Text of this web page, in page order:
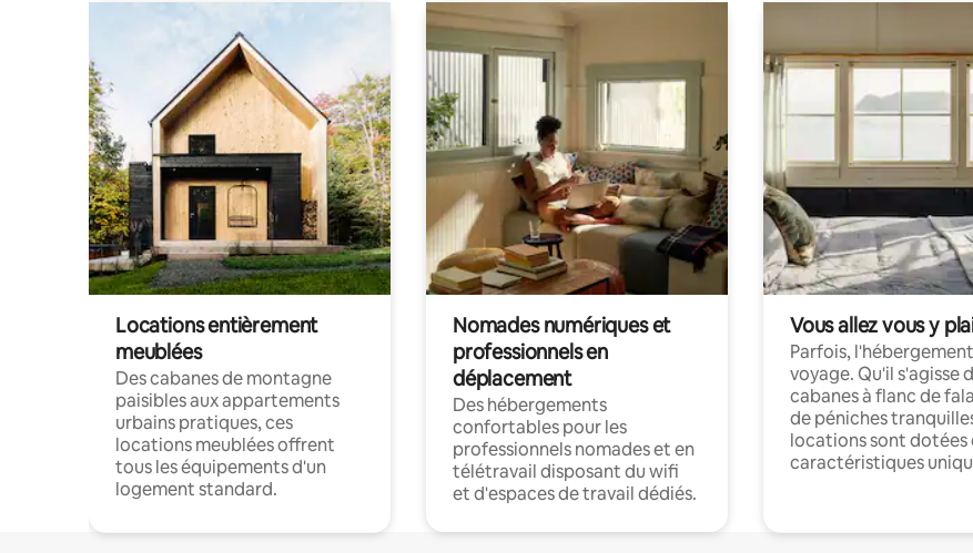
Locations entièrement
meublées
Des cabanes de montagne
paisibles aux appartements
urbains pratiques, ces
locations meublées offrent
tous les équipements d'un
logement standard.
Nomades numériques et
professionnels en
déplacement
Des hébergements
confortables pour les
professionnels nomades et en
télétravail disposant du wifi
et d'espaces de travail dédiés.
Vous allez vous y
Parfois,
voyage. Qu'il s'agisse
cabanes à flanc de
de péniches
locations sont dotées
caractéristiques